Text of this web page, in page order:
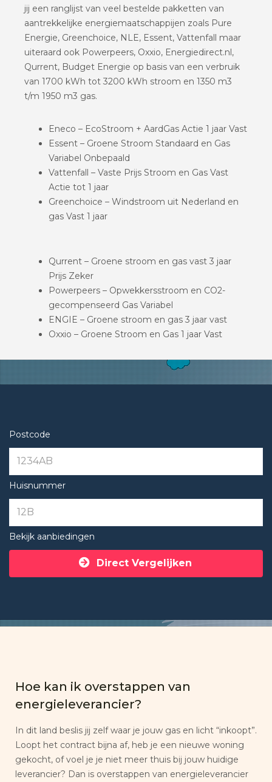
jij een ranglijst van veel bestelde pakketten van
aantrekkelijke energiemaatschappijen zoals Pure
Energie, Greenchoice, NLE, Essent, Vattenfall maar
uiteraard ook Powerpeers, Oxxio, Energiedirect.nl,
Qurrent, Budget Energie op basis van een verbruik
van 1700 kWh tot 3200 kWh stroom en 1350 m3
t/m 1950 m3 gas.
Eneco – EcoStroom + AardGas Actie 1 jaar Vast
Essent – Groene Stroom Standaard en Gas
Variabel Onbepaald
Vattenfall – Vaste Prijs Stroom en Gas Vast
Actie tot 1 jaar
Greenchoice – Windstroom uit Nederland en
gas Vast 1 jaar
Qurrent – Groene stroom en gas vast 3 jaar
Prijs Zeker
Powerpeers – Opwekkersstroom en CO2-
gecompenseerd Gas Variabel
ENGIE – Groene stroom en gas 3 jaar vast
Oxxio – Groene Stroom en Gas 1 jaar Vast
Postcode
Huisnummer
Bekijk aanbiedingen
Direct Vergelijken
Hoe kan ik overstappen van
energieleverancier?
In dit land beslis jij zelf waar je jouw gas en licht “inkoopt”.
Loopt het contract bijna af, heb je een nieuwe woning
gekocht, of voel je je niet meer thuis bij jouw huidige
leverancier? Dan is overstappen van energieleverancier